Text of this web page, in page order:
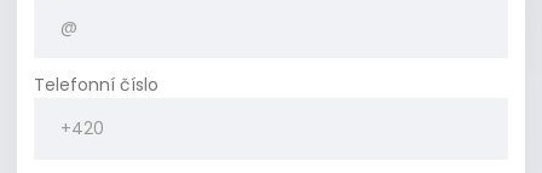
Telefonní číslo